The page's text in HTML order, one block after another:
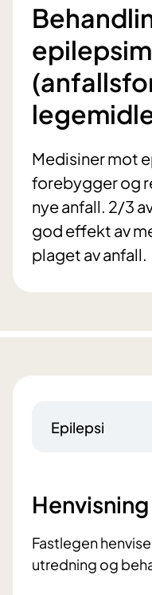
Medisiner mot
forebygger og
nye anfall. 2/3
god effekt av
plaget av anfall.
Epilepsi
Fastlegen
utredning og